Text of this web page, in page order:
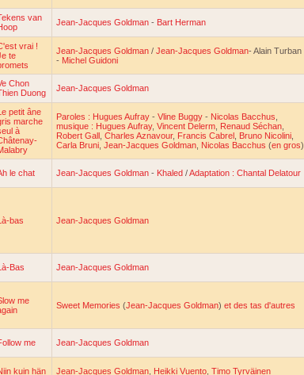
van
Jean-Jacques Goldman - Bart Herman
vrai !
te
Jean-Jacques Goldman / Jean-Jacques Goldman- Alain Turban
- Michel Guidoni
Chon
Duong
Jean-Jacques Goldman
petit âne
marche
à
Paroles : Hugues Aufray - Vline Buggy - Nicolas Bacchus
musique : Hugues Aufray, Vincent Delerm Renaud Séchan
Robert Gall Charles Aznavour, Francis Cabrel Bruno Nicolini
Carla Bruni Jean-Jacques Goldman Nicolas Bacchus (en gros)
le chat Jean-Jacques Goldman - Khaled /Adaptation : Chantal Delatour
bas Jean-Jacques Goldman
Bas Jean-Jacques Goldman
me
Sweet Memories (Jean-Jacques Goldman) et des tas d'autres
me Jean-Jacques Goldman
kuin hän Jean-Jacques Goldman Heikki Vuento Timo Tyrväinen